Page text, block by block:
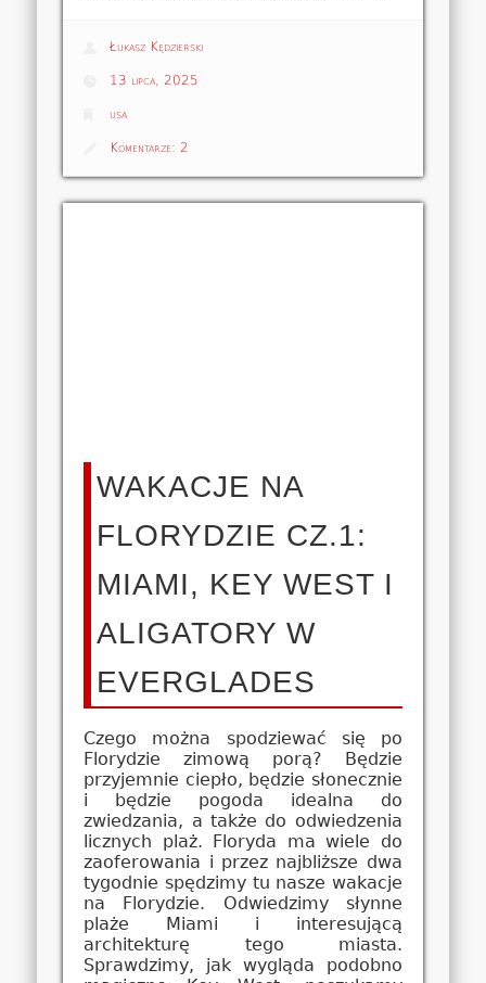
Łukasz Kędzierski
13 lipca, 2025
usa
Komentarze:2
WAKACJE NA
FLORYDZIE CZ.1:
MIAMI, KEY WEST I
ALIGATORY W
EVERGLADES
Czego można spodziewać się po
Florydzie zimową porą? Będzie
przyjemnie ciepło, będzie słonecznie
i będzie pogoda idealna do
zwiedzania, a także do odwiedzenia
licznych plaż. Floryda ma wiele do
zaoferowania i przez najbliższe dwa
tygodnie spędzimy tu nasze wakacje
na Florydzie. Odwiedzimy słynne
plaże Miami i interesującą
architekturę tego miasta.
Sprawdzimy, jak wygląda podobno